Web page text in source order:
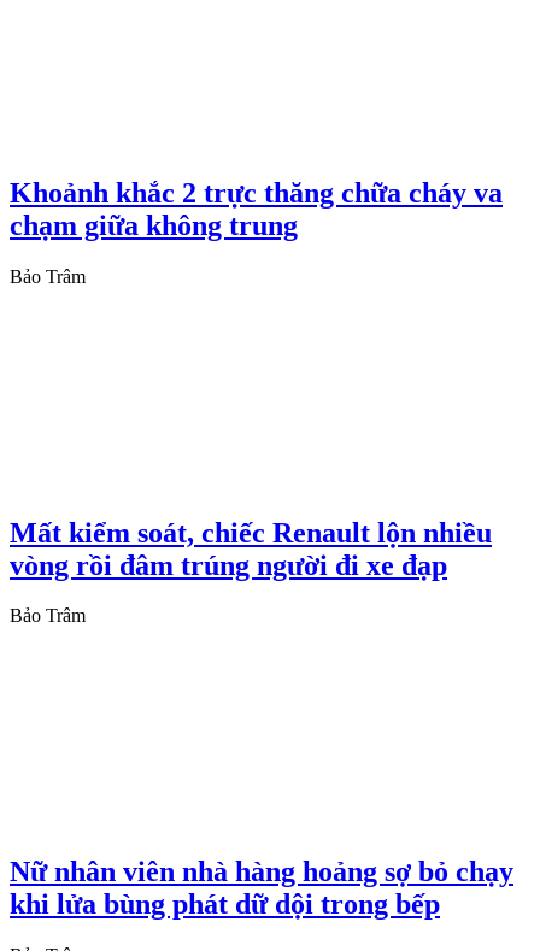
Khoảnh khắc 2 trực thăng chữa cháy va
chạm giữa không trung
Bảo Trâm
Mất kiểm soát, chiếc Renault lộn nhiều
vòng rồi đâm trúng người đi xe đạp
Bảo Trâm
Nữ nhân viên nhà hàng hoảng sợ bỏ chạy
khi lửa bùng phát dữ dội trong bếp